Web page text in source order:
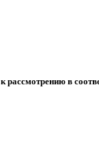
к рассмотрению в